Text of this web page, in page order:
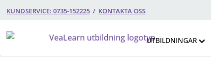
KUNDSERVICE: 0735-152225 / KONTAKTA OSS
UTBILDNINGAR